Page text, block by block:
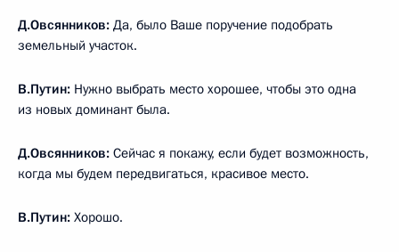
Д.Овсянников: Да, было Ваше поручение подобрать
земельный участок.
В.Путин: Нужно выбрать место хорошее, чтобы это одна
из новых доминант была.
Д.Овсянников: Сейчас я покажу, если будет возможность,
когда мы будем передвигаться, красивое место.
В.Путин: Хорошо.